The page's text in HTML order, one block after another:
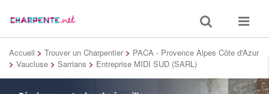
Toggle
search
Toggle
Accueil > Trouver un Charpentier > PACA - Provence Alpes Côte d'Azur
> Vaucluse > Sarrians > Entreprise MIDI SUD (SARL)